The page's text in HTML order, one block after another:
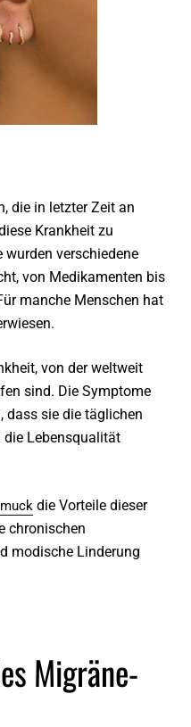
die in letzter Zeit an
Krankheit zu
verschiedene
von Medikamenten bis
manche Menschen hat
von der weltweit
sind. Die Symptome
dass sie die täglichen
Lebensqualität
die Vorteile dieser
chronischen
modische Linderung
Migräne-